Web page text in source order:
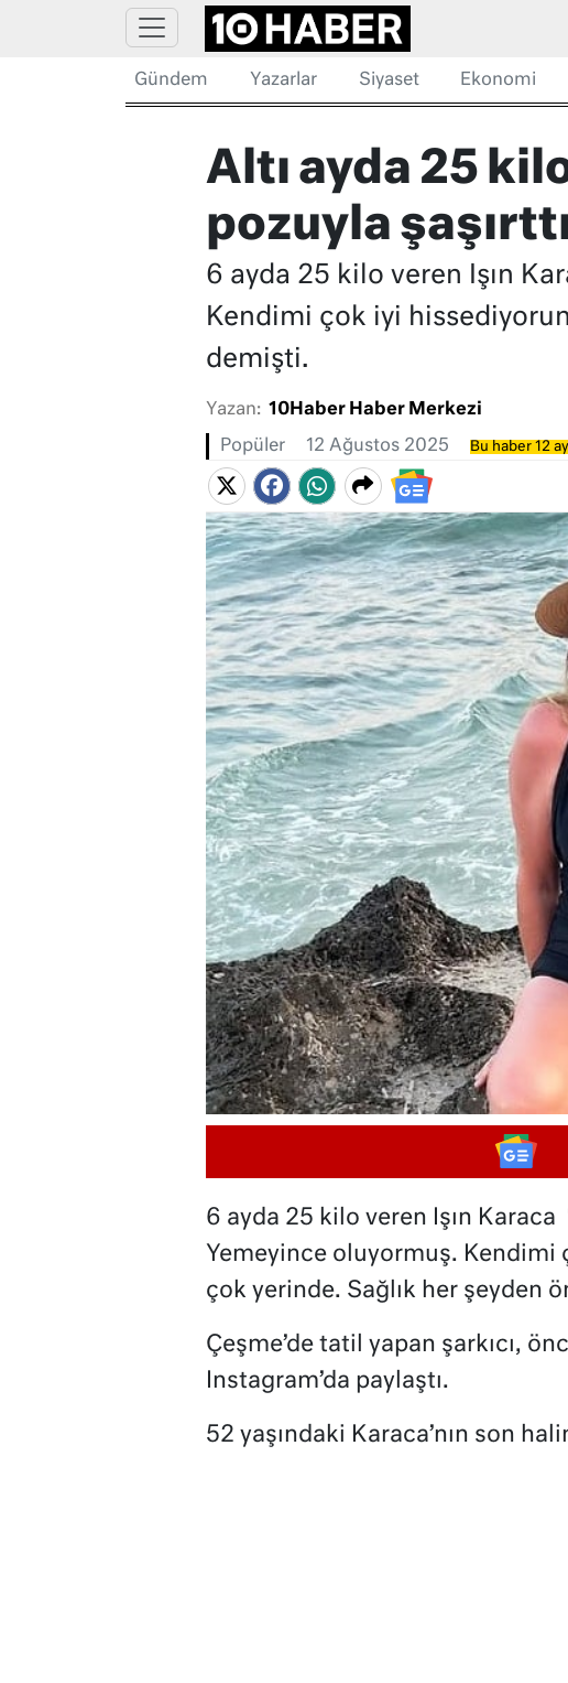
Gündem Yazarlar Siyaset Ekonomi
Altı ayda 25
pozuyla
6 ayda 25 kilo veren Işın
Kendimi çok iyi
demişti.
Yazan: 10Haber Haber Merkezi
Popüler 12 Ağustos 2025 Bu haber 12
6 ayda 25 kilo veren Işın Karaca
Yemeyince oluyormuş.
çok yerinde. Sağlık her şeyden
Çeşme’de tatil yapan şarkıcı,
Instagram’da paylaştı.
52 yaşındaki Karaca’nın son